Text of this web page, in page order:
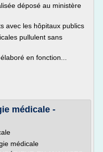
déposé au ministère
avec les hôpitaux publics
pullulent sans
en fonction...
médicale -
médicale